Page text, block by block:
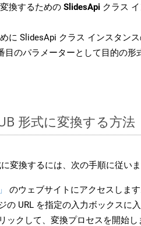
換するための SlidesApi クラス
に SlidesApi クラス インスタン
目のパラメーターとして目的の形
形式に変換する方法
変換するには、次の手順に従いま
のウェブサイトにアクセスします
の URL を指定の入力ボックスに入
ックして、変換プロセスを開始し